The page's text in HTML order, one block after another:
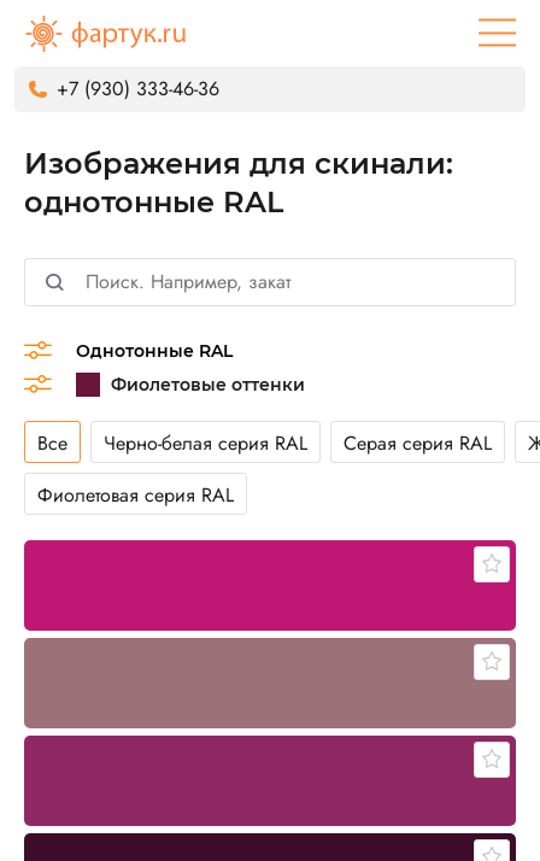
+7 (930) 333-46-36
Изображения для скинали:
однотонные RAL
Однотонные RAL
Все Черно-белая серия RAL Серая серия RAL
Фиолетовая серия RAL